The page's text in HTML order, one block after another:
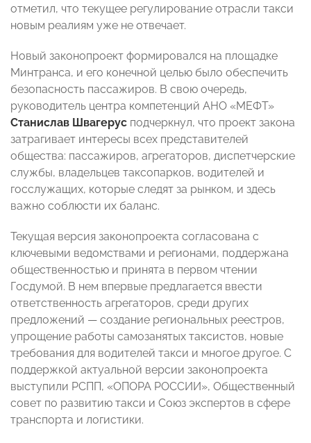
отметил, что текущее регулирование отрасли такси
новым реалиям уже не отвечает.
Новый законопроект формировался на площадке
Минтранса, и его конечной целью было обеспечить
безопасность пассажиров. В свою очередь,
руководитель центра компетенций АНО «МЕФТ»
Станислав Швагерус подчеркнул, что проект закона
затрагивает интересы всех представителей
общества: пассажиров, агрегаторов, диспетчерские
службы, владельцев таксопарков, водителей и
госслужащих, которые следят за рынком, и здесь
важно соблюсти их баланс.
Текущая версия законопроекта согласована с
ключевыми ведомствами и регионами, поддержана
общественностью и принята в первом чтении
Госдумой. В нем впервые предлагается ввести
ответственность агрегаторов, среди других
предложений — создание региональных реестров,
упрощение работы самозанятых таксистов, новые
требования для водителей такси и многое другое. С
поддержкой актуальной версии законопроекта
выступили РСПП, «ОПОРА РОССИИ», Общественный
совет по развитию такси и Союз экспертов в сфере
транспорта и логистики.